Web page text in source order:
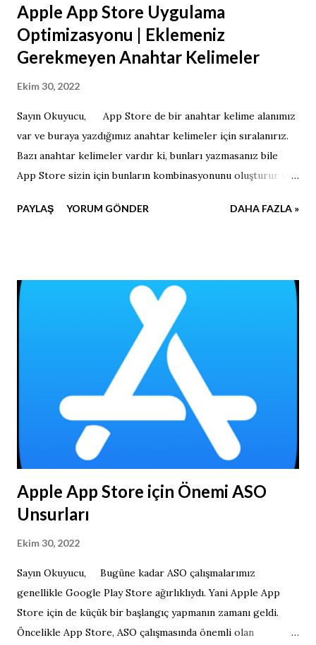
Apple App Store Uygulama
Optimizasyonu | Eklemeniz
Gerekmeyen Anahtar Kelimeler
Ekim 30, 2022
Sayın Okuyucu, App Store de bir anahtar kelime alanımız
var ve buraya yazdığımız anahtar kelimeler için sıralanırız.
Bazı anahtar kelimeler vardır ki, bunları yazmasanız bile
App Store sizin için bunların kombinasyonunu oluşturur ve
anahtar kelime alanınıza eklemenize gerek olmayan anahtar
sıralanacaksız. Eğer uygulamanız ücretsizse; iphone, ipad,
app(uygulama) ,free(ücretsiz) Bu anahtar kelimeleri
kullanmanızın da bir anlamı yoktur. Uygulama ücretsizse
"free" anahtar kelimesi için sıralanmazsınız. Yanı bu kelimeyi
kullanmanıza gerek yoktur. Aşağıdaki anahtar kelimeleri
ise Apple' ın bizim için kombinasyon yapabileceği kısa
kelimeler değildir. Bunlar için sırala...
PAYLAŞ YORUM GÖNDER DAHA FAZLA »
Apple App Store için Önemi ASO
Unsurları
Ekim 30, 2022
Sayın Okuyucu, Bugüne kadar ASO çalışmalarımız
genellikle Google Play Store ağırlıklıydı. Yani Apple App
Store için de küçük bir başlangıç yapmanın zamanı geldi.
Öncelikle App Store, ASO çalışmasında önemli olan